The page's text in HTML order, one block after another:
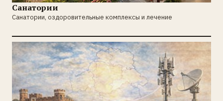
Санатории
Санатории, оздоровительные комплексы и лечение